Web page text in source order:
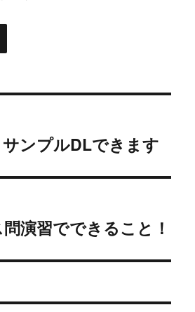
ンプルDLできます
演習でできること！